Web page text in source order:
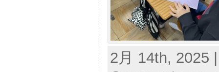
2月 14th, 2025